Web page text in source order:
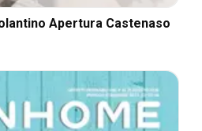
Apertura Castenaso